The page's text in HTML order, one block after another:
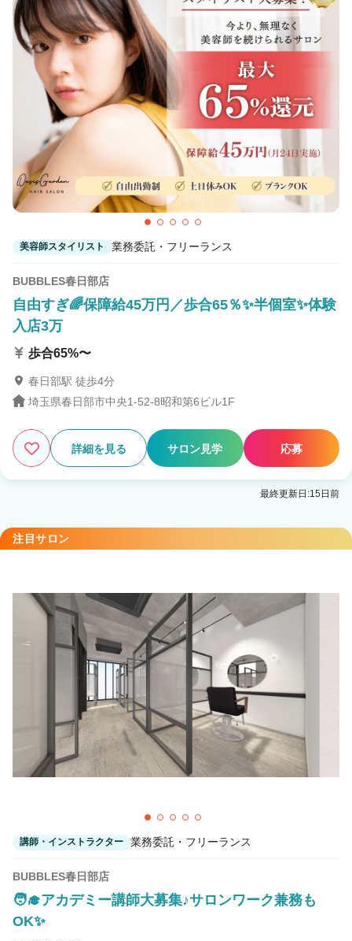
美容師スタイリスト 業務委託・フリーランス
BUBBLES春日部店
自由すぎ🌈保障給45万円／歩合65％✨半個室✨体験
入店3万
歩合65%〜
春日部駅 徒歩4分
埼玉県春日部市中央1-52-8昭和第6ビル1F
詳細を見る サロン見学 応募
最終更新日:15日前
注目サロン
講師・インストラクター 業務委託・フリーランス
BUBBLES春日部店
🧑‍🎓アカデミー講師大募集♪サロンワーク兼務も
OK✨